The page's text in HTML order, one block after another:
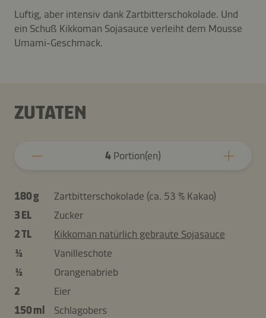
Luftig, aber intensiv dank Zartbitterschokolade. Und
ein Schuß Kikkoman Sojasauce verleiht dem Mousse
Umami-Geschmack.
ZUTATEN
4 Portion(en)
180 g
Zartbitterschokolade (ca. 53 % Kakao)
3 EL
Zucker
2 TL
Kikkoman natürlich gebraute Sojasauce
½
Vanilleschote
½
Orangenabrieb
2
Eier
150 ml
Schlagobers